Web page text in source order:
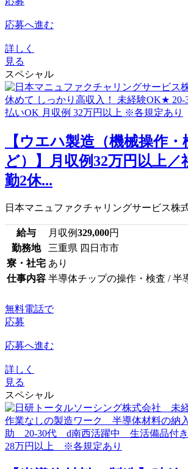
応募へ進む
詳しく
見る
スペシャル
【ウエハ製造（機械操作・
ど）】月収例32万円以上／
勤2休...
日本マニュファクチャリングサービス株
給与 月収例329,000円
勤務地
三重県 四日市市
寮・社宅 あり
仕事内容 半導体チップの操作・検査 / 半
無料電話で
応募
応募へ進む
詳しく
見る
スペシャル